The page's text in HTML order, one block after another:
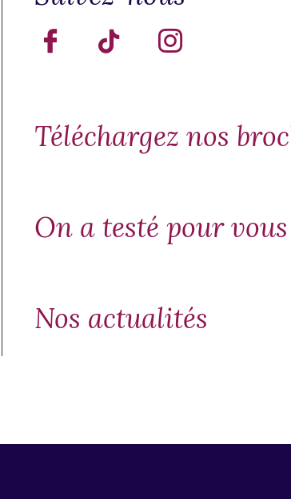
Téléchargez nos
On a testé pour vous
Nos actualités